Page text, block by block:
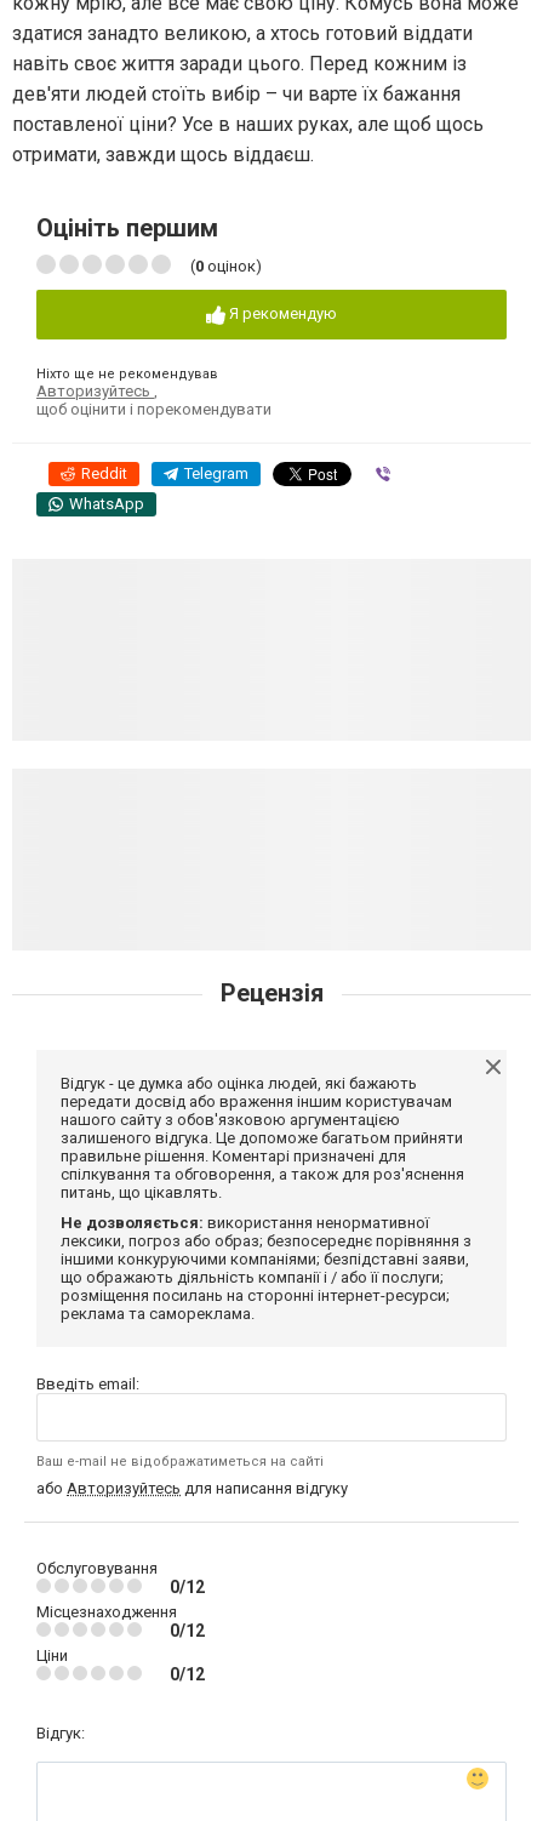
здатися занадто великою, а хтось готовий віддати
навіть своє життя заради цього. Перед кожним із
дев'яти людей стоїть вибір – чи варте їх бажання
поставленої ціни? Усе в наших руках, але щоб щось
отримати, завжди щось віддаєш.
Оцініть першим
(0 оцінок)
Я рекомендую
Ніхто ще не рекомендував
Авторизуйтесь ,
щоб оцінити і порекомендувати
Reddit Telegram
WhatsApp
Рецензія
Відгук - це думка або оцінка людей, які бажають
передати досвід або враження іншим користувачам
нашого сайту з обов'язковою аргументацією
залишеного відгука. Це допоможе багатьом прийняти
правильне рішення. Коментарі призначені для
спілкування та обговорення, а також для роз'яснення
питань, що цікавлять.
Не дозволяється: використання ненормативної
лексики, погроз або образ; безпосереднє порівняння з
іншими конкуруючими компаніями; безпідставні заяви,
що ображають діяльність компанії і / або її послуги;
розміщення посилань на сторонні інтернет-ресурси;
реклама та самореклама.
Введіть email:
Ваш e-mail не відображатиметься на сайті
або Авторизуйтесь для написання відгуку
Обслуговування
0/12
Місцезнаходження
0/12
Ціни
0/12
Відгук: